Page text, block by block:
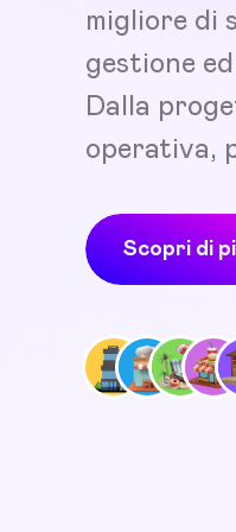
migliore di
gestione
Dalla
operativa,
Scopri di